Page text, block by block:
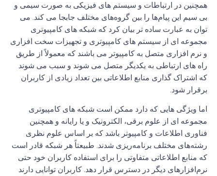
همچنین در ارتباطات و سیستم های فیزیکی به صورت سیمی و
بی سیم این پیامها را بین گروههای مختلف جابجا می کند. می
توان به عبارت ساده تر بیان کرد که شبکههای کامپیوتری
مجموعه ای از سیستم های کامپیوتری و تجهیزات سخت افزاری
و نرم افزاری متصل به کامپیوتر می باشند که معمولاً از طریق
راه های ارتباطی به یکدیگر متصل می شوند و سبب می شوند
که اشتراک گذاری منابع اطلاعاتی بین تعداد زیادی از کاربران
برقرار شود.
اما ویژگی هایی که دارد ممکن است شبکههای کامپیوتری
مجموعه ای از علوم برقی، الکترونیک و یا رایانه و همچنین
فناوری اطلاعات و کامپیوتر باشد که بر اساس علوم نظری
رشتههای مختلف برنامهریزی شدند. طبیعتاً هر شبکه قادر است
که منابع اطلاعاتی متفاوتی را برای استفاده کاربران خود حتی
نرمافزارهای دیگر در دسترس قرار دهد. کاربران توانایی دارند